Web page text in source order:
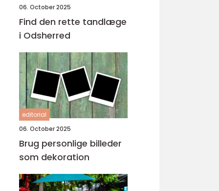
06. October 2025
Find den rette tandlæge
i Odsherred
editorial
06. October 2025
Brug personlige billeder
som dekoration